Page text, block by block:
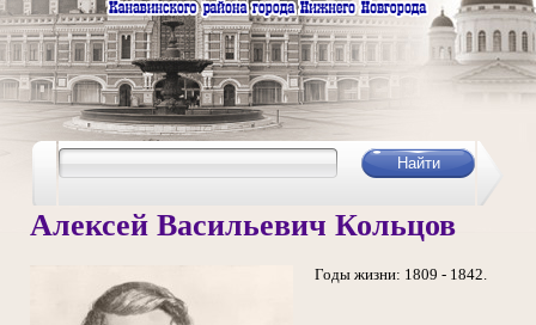
Алексей Васильевич Кольцов
Годы жизни: 1809 - 1842.